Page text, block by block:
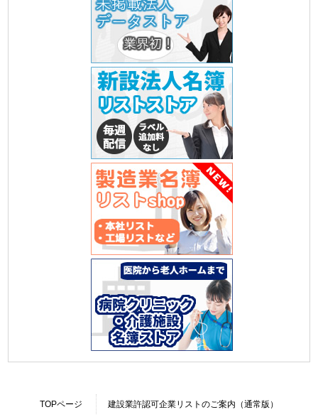
TOPページ 建設業許認可企業リストのご案内（通常版）